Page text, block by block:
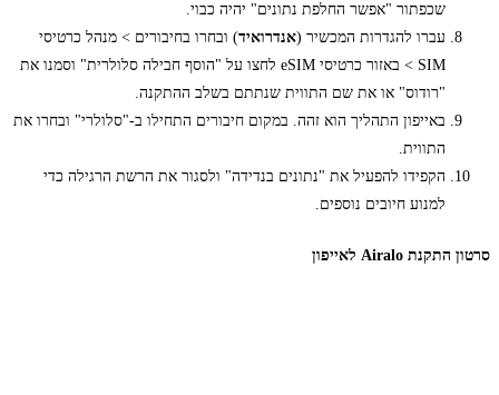
שכפתור "אפשר החלפת נתונים" יהיה כבוי.
עברו להגדרות המכשיר (אנדרואיד) ובחרו בחיבורים > מנהל כרטיסי
SIM > באזור כרטיסי eSIM לחצו על "הוסף חבילה סלולרית" וסמנו את
"רודוס" או את שם התווית שנתתם בשלב ההתקנה.
באייפון התהליך הוא זהה. במקום חיבורים התחילו ב-"סלולרי" ובחרו את
התווית.
הקפידו להפעיל את "נתונים בנדידה" ולסגור את הרשת הרגילה כדי
למנוע חיובים נוספים.
סרטון התקנת Airalo לאייפון